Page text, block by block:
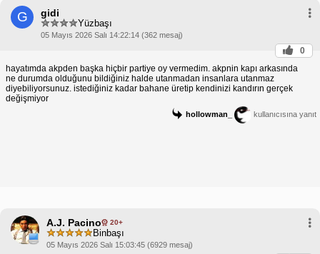
G gidi
Yüzbaşı
05 Mayıs 2026 Salı 14:22:14 (362 mesaj)
0
hayatımda akpden başka hiçbir partiye oy vermedim. akpnin kapı arkasında
ne durumda olduğunu bildiğiniz halde utanmadan insanlara utanmaz
diyebiliyorsunuz. istediğiniz kadar bahane üretip kendinizi kandırın gerçek
değişmiyor
hollowman_ kullanıcısına yanıt
A.J. Pacino 20+
Binbaşı
05 Mayıs 2026 Salı 15:03:45 (6929 mesaj)